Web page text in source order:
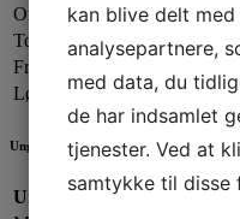
Onsdag:
09.00 -
Torsdag:
13.00 -
Fredag:
Lørdag - Søndag: Lukket
Ungdomsafdelingen
Ungdomsafdelingen:
kan blive delt
analysepartnere,
med data, du
de har indsamlet
tjenester. Ved at
samtykke til disse